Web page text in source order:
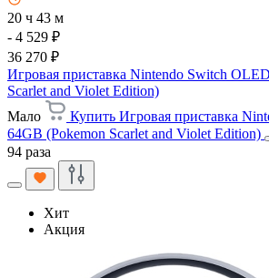
20 ч 43 м
- 4 529 ₽
36 270 ₽
Игровая приставка Nintendo Switch
Scarlet and Violet Edition)
Мало
Купить Игровая приставка
64GB (Pokemon Scarlet and Violet Edition)
94 раза
Хит
Акция